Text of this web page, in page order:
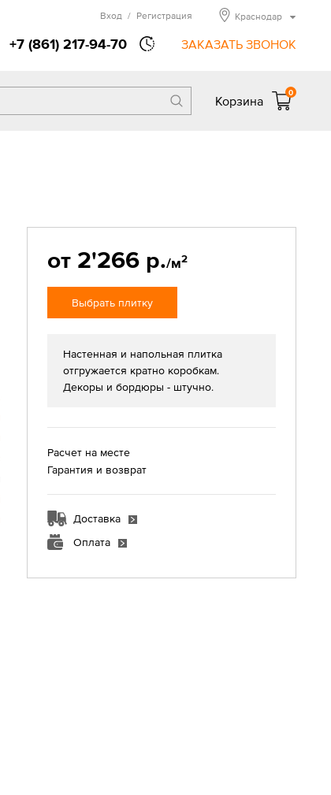
+7 (861) 217-94-70 ЗАКАЗАТЬ ЗВОНОК
Вход / Регистрация Краснодар
Корзина
0
от 2'266 р./м2
Выбрать плитку
Настенная и напольная плитка
отгружается кратно коробкам.
Декоры и бордюры - штучно.
Расчет на месте
Гарантия и возврат
Доставка
Оплата